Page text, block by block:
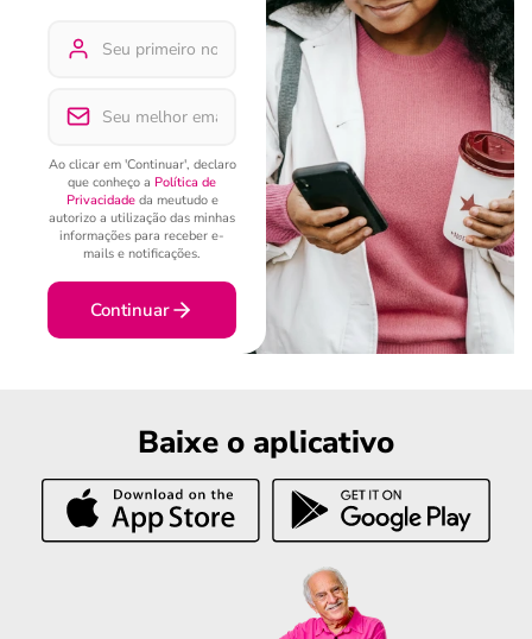
Ao clicar em 'Continuar', declaro
que conheço a Política de
Privacidadeda meutudo e
autorizo a utilização das minhas
informações para receber e-
mails e notificações.
Continuar
Baixe o aplicativo